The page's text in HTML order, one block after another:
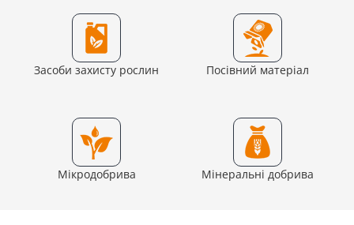
Засоби захисту рослин Посівний матеріал
Мікродобрива Мінеральні добрива